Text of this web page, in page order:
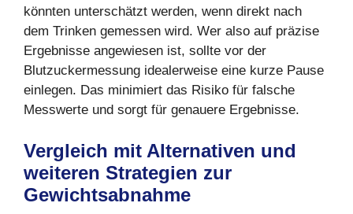
könnten unterschätzt werden, wenn direkt nach
dem Trinken gemessen wird. Wer also auf präzise
Ergebnisse angewiesen ist, sollte vor der
Blutzuckermessung idealerweise eine kurze Pause
einlegen. Das minimiert das Risiko für falsche
Messwerte und sorgt für genauere Ergebnisse.
Vergleich mit Alternativen und
weiteren Strategien zur
Gewichtsabnahme